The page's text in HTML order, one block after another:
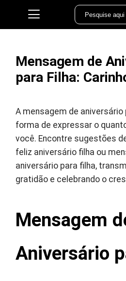
Mensagem de
para Filha:
A mensagem de aniversário
forma de expressar o
você. Encontre sugestões
feliz aniversário filha ou
aniversário para filha,
gratidão e celebrando o
Mensagem
Aniversário